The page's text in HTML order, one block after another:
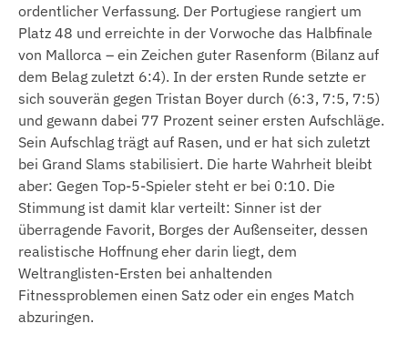
ordentlicher Verfassung. Der Portugiese rangiert um
Platz 48 und erreichte in der Vorwoche das Halbfinale
von Mallorca – ein Zeichen guter Rasenform (Bilanz auf
dem Belag zuletzt 6:4). In der ersten Runde setzte er
sich souverän gegen Tristan Boyer durch (6:3, 7:5, 7:5)
und gewann dabei 77 Prozent seiner ersten Aufschläge.
Sein Aufschlag trägt auf Rasen, und er hat sich zuletzt
bei Grand Slams stabilisiert. Die harte Wahrheit bleibt
aber: Gegen Top-5-Spieler steht er bei 0:10. Die
Stimmung ist damit klar verteilt: Sinner ist der
überragende Favorit, Borges der Außenseiter, dessen
realistische Hoffnung eher darin liegt, dem
Weltranglisten-Ersten bei anhaltenden
Fitnessproblemen einen Satz oder ein enges Match
abzuringen.